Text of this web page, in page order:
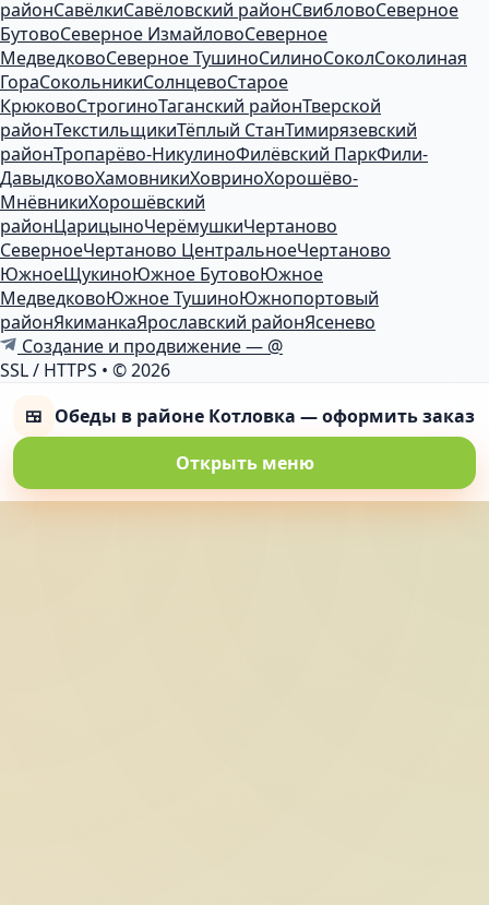
районСавёлкиСавёловский районСвибловоСеверное
БутовоСеверное ИзмайловоСеверное
МедведковоСеверное ТушиноСилиноСоколСоколиная
ГораСокольникиСолнцевоСтарое
КрюковоСтрогиноТаганский районТверской
районТекстильщикиТёплый СтанТимирязевский
районТропарёво-НикулиноФилёвский ПаркФили-
ДавыдковоХамовникиХовриноХорошёво-
МнёвникиХорошёвский
районЦарицыноЧерёмушкиЧертаново
СеверноеЧертаново ЦентральноеЧертаново
ЮжноеЩукиноЮжное БутовоЮжное
МедведковоЮжное ТушиноЮжнопортовый
районЯкиманкаЯрославский районЯсенево
Создание и продвижение — @
SSL / HTTPS • © 2026
🍱 Обеды в районе Котловка — оформить заказ
Открыть меню